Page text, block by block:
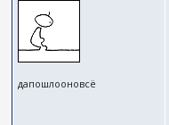
дапошлооновсё